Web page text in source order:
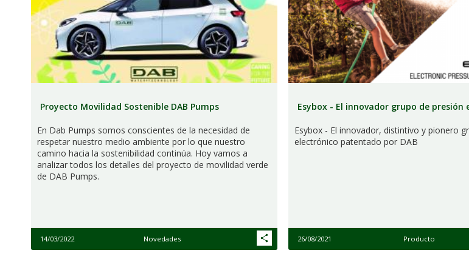
Proyecto Movilidad Sostenible DAB Pumps
En Dab Pumps somos conscientes de la necesidad de
respetar nuestro medio ambiente por lo que nuestro
camino hacia la sostenibilidad continúa. Hoy vamos a
analizar todos los detalles del proyecto de movilidad verde
de DAB Pumps.
14/03/2022 Novedades
Esybox - El innovador grupo de presión
Esybox - El innovador, distintivo y pionero
electrónico patentado por DAB
26/08/2021 Producto